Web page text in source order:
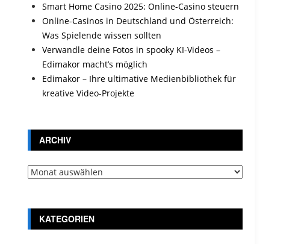
Smart Home Casino 2025: Online-Casino steuern
Online-Casinos in Deutschland und Österreich:
Was Spielende wissen sollten
Verwandle deine Fotos in spooky KI-Videos –
Edimakor macht’s möglich
Edimakor – Ihre ultimative Medienbibliothek für
kreative Video-Projekte
ARCHIV
Archiv
KATEGORIEN